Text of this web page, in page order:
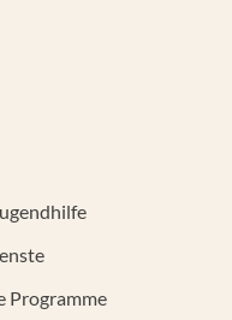
Programme